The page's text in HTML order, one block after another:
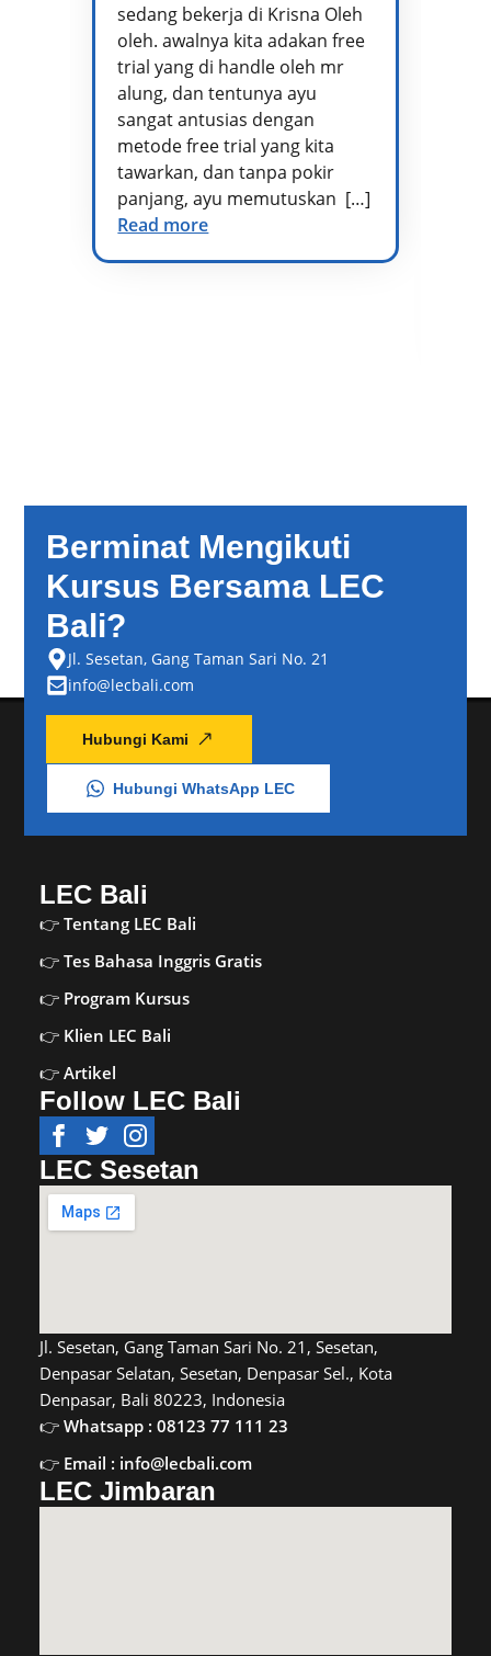
sedang bekerja di Krisna Oleh
oleh. awalnya kita adakan free
trial yang di handle oleh mr
alung, dan tentunya ayu
sangat antusias dengan
metode free trial yang kita
tawarkan, dan tanpa pokir
panjang, ayu memutuskan […]
Read more
Berminat Mengikuti
Kursus Bersama LEC
Bali?
Jl. Sesetan, Gang Taman Sari No. 21
info@lecbali.com
Hubungi Kami
Hubungi WhatsApp LEC
LEC Bali
Tentang LEC Bali
Tes Bahasa Inggris Gratis
Program Kursus
Klien LEC Bali
Artikel
Follow LEC Bali
LEC Sesetan
Jl. Sesetan, Gang Taman Sari No. 21, Sesetan,
Denpasar Selatan, Sesetan, Denpasar Sel., Kota
Denpasar, Bali 80223, Indonesia
Whatsapp : 08123 77 111 23
Email : info@lecbali.com
LEC Jimbaran